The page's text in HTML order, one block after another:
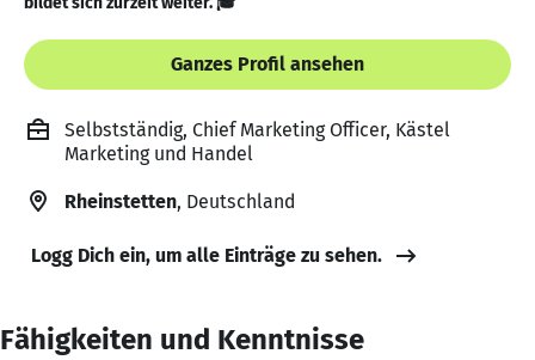
Ganzes Profil ansehen
Selbstständig, Chief Marketing Officer, Kästel
Marketing und Handel
Rheinstetten, Deutschland
Logg Dich ein, um alle Einträge zu sehen.
Fähigkeiten und Kenntnisse